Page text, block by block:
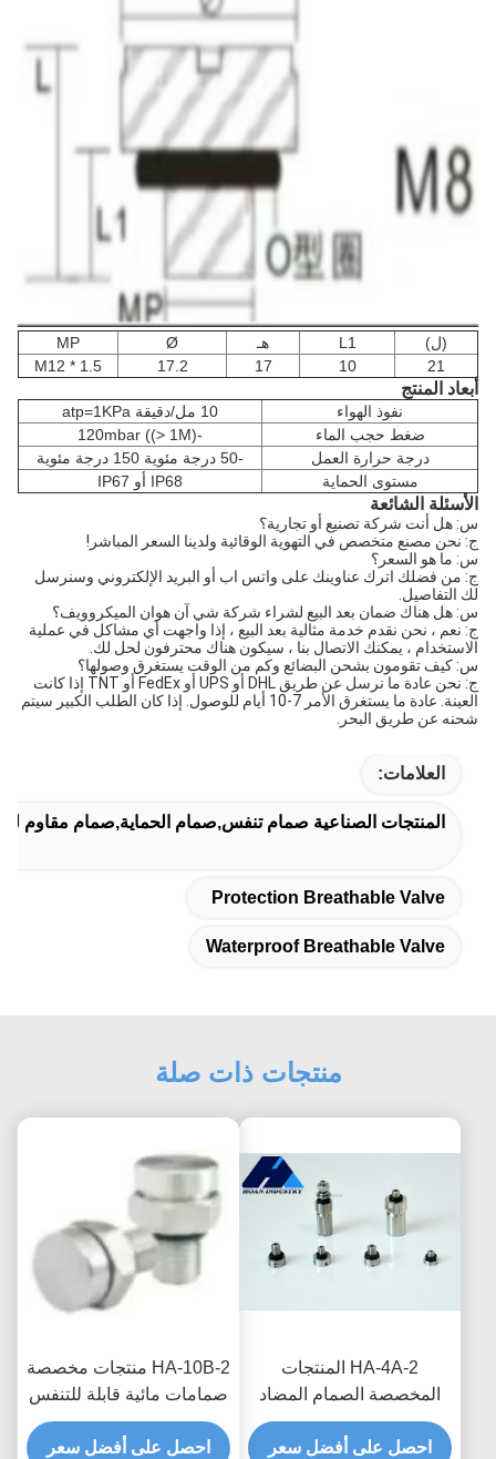
(ل) L1 هـ Ø
MP
21
10
17
17.2
M12 * 1.5
أبعاد المنتج
نفوذ الهواء
10 مل/دقيقة atp=1KPa
ضغط حجب الماء
درجة حرارة العمل
مستوى الحماية
IP68 أو IP67
الأسئلة الشائعة
س: هل أنت شركة تصنيع أو تجارية؟
ج: نحن مصنع متخصص في التهوية الوقائية ولدينا السعر المباشر!
س: ما هو السعر؟
ج: من فضلك اترك عناوينك على واتس اب أو البريد الإلكتروني وسنرسل
لك التفاصيل.
س: هل هناك ضمان بعد البيع لشراء شركة شي آن هوان الميكروويف؟
ج: نعم ، نحن نقدم خدمة مثالية بعد البيع ، إذا واجهت أي مشاكل في عملية
الاستخدام ، يمكنك الاتصال بنا ، سيكون هناك محترفون لحل لك.
س: كيف تقومون بشحن البضائع وكم من الوقت يستغرق وصولها؟
ج: نحن عادة ما نرسل عن طريق DHL أو UPS أو FedEx أو TNT إذا كانت
العينة. عادة ما يستغرق الأمر 7-10 أيام للوصول. إذا كان الطلب الكبير سيتم
شحنه عن طريق البحر.
العلامات:
المنتجات الصناعية صمام تنفس,صمام الحماية,صمام مقاوم
Protection Breathable Valve
Waterproof Breathable Valve
منتجات ذات صلة
HA-4A-2 المنتجات
المخصصة الصمام المضاد
للماء القابل للتنفس لصندوق
التوزيع العزل المائي وحماية
احصل على أفضل سعر
HA-10B-2 منتجات مخصصة
صمامات مائية قابلة للتنفس
لتحسين الموثوقية وعمر
الخدمة في أنظمة الطاقة
احصل على أفضل سعر